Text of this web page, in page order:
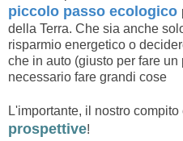
piccolo passo ecologico
della Terra. Che sia anche
risparmio energetico o
che in auto (giusto per fare
necessario fare grandi cose
L'importante, il nostro compito
prospettive!